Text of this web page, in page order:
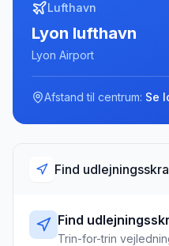
Lufthavn
Lyon lufthavn
Lyon Airport
Afstand til centrum: Se
Find
Find
Trin-for-trin